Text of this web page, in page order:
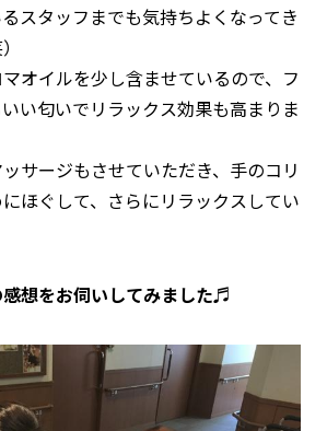
スタッフまでも気持ちよくなってき
オイルを少し含ませているので、フ
い匂いでリラックス効果も高まりま
サージもさせていただき、手のコリ
ほぐして、さらにリラックスしてい
想をお伺いしてみました♬